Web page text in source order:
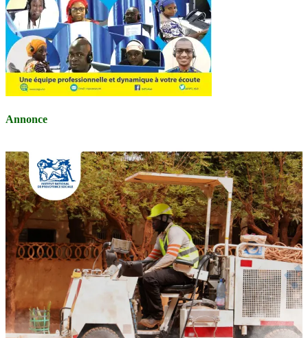
Annonce